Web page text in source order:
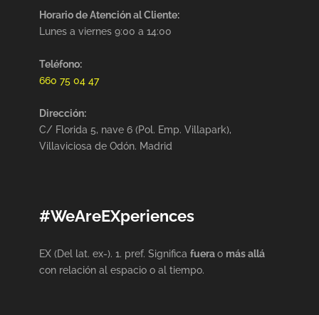
Horario de Atención al Cliente:
Lunes a viernes 9:00 a 14:00
Teléfono:
660 75 04 47
Dirección:
C/ Florida 5, nave 6 (Pol. Emp. Villapark),
Villaviciosa de Odón. Madrid
#WeAreEXperiences
EX (Del lat. ex-). 1. pref. Significa fuerao más allá
con relación al espacio o al tiempo.